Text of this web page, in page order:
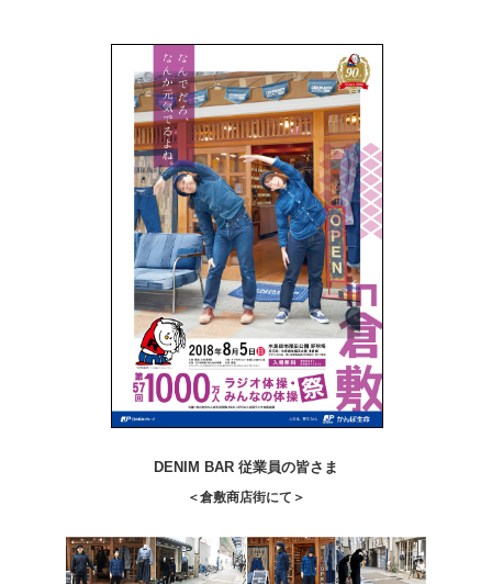
DENIM BAR 従業員の皆さま
＜倉敷商店街にて＞